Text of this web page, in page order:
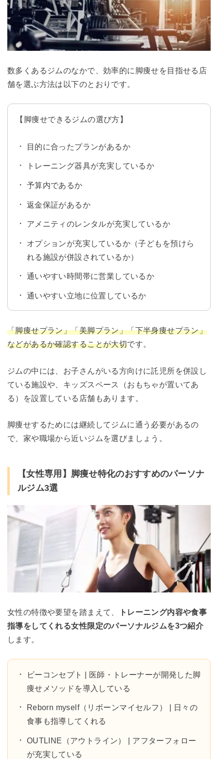
数多くあるジムのなかで、効率的に脚痩せを目指せる店
舗を選ぶ方法は以下のとおりです。
【脚痩せできるジムの選び方】
目的に合ったプランがあるか
トレーニング器具が充実しているか
予算内であるか
返金保証があるか
アメニティのレンタルが充実しているか
オプションが充実しているか（子どもを預けら
れる施設が併設されているか）
通いやすい時間帯に営業しているか
通いやすい立地に位置しているか
「脚痩せプラン」「美脚プラン」「下半身痩せプラン」
などがあるか確認することが大切です。
ジムの中には、お子さんがいる方向けに託児所を併設し
ている施設や、キッズスペース（おもちゃが置いてあ
る）を設置している店舗もあります。
脚痩せするためには継続してジムに通う必要があるの
で、家や職場から近いジムを選びましょう。
【女性専用】脚痩せ特化のおすすめのパーソナ
ルジム3選
女性の特徴や要望を踏まえて、
トレーニング内容や食事
指導をしてくれる女性限定のパーソナルジムを3つ紹介
します。
ビーコンセプト | 医師・トレーナーが開発した脚
痩せメソッドを導入している
Reborn myself（リボーンマイセルフ） | 日々の
食事も指導してくれる
OUTLINE（アウトライン） | アフターフォロー
が充実している